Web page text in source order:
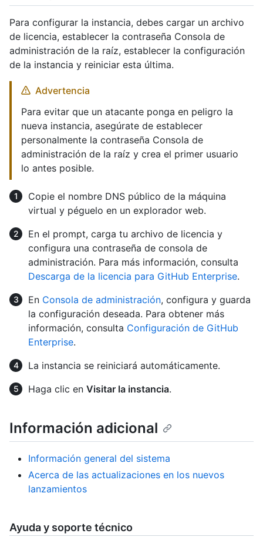
Para configurar la instancia, debes cargar un archivo
de licencia, establecer la contraseña Consola de
administración de la raíz, establecer la configuración
de la instancia y reiniciar esta última.
Advertencia
Para evitar que un atacante ponga en peligro la
nueva instancia, asegúrate de establecer
personalmente la contraseña Consola de
administración de la raíz y crea el primer usuario
lo antes posible.
Copie el nombre DNS público de la máquina
virtual y péguelo en un explorador web.
En el prompt, carga tu archivo de licencia y
configura una contraseña de consola de
administración. Para más información, consulta
Descarga de la licencia para GitHub Enterprise.
En Consola de administración, configura y guarda
la configuración deseada. Para obtener más
información, consulta Configuración de GitHub
Enterprise.
La instancia se reiniciará automáticamente.
Haga clic en Visitar la instancia.
Información adicional
Información general del sistema
Acerca de las actualizaciones en los nuevos
lanzamientos
Ayuda y soporte técnico